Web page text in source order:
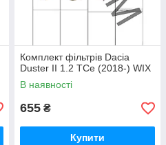
Комплект фільтрів Dacia
Duster II 1.2 TCe (2018-) WIX
В наявності
655 ₴
Купити